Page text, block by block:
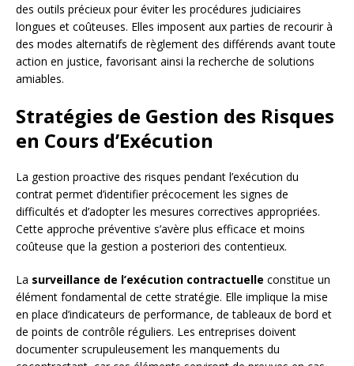
des outils précieux pour éviter les procédures judiciaires
longues et coûteuses. Elles imposent aux parties de recourir à
des modes alternatifs de règlement des différends avant toute
action en justice, favorisant ainsi la recherche de solutions
amiables.
Stratégies de Gestion des Risques
en Cours d’Exécution
La gestion proactive des risques pendant l’exécution du
contrat permet d’identifier précocement les signes de
difficultés et d’adopter les mesures correctives appropriées.
Cette approche préventive s’avère plus efficace et moins
coûteuse que la gestion a posteriori des contentieux.
La surveillance de l’exécution contractuelle constitue un
élément fondamental de cette stratégie. Elle implique la mise
en place d’indicateurs de performance, de tableaux de bord et
de points de contrôle réguliers. Les entreprises doivent
documenter scrupuleusement les manquements du